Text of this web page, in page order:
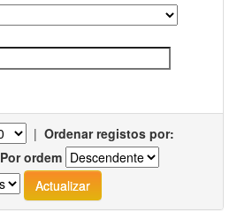
| Ordenar registos por:
Por ordem